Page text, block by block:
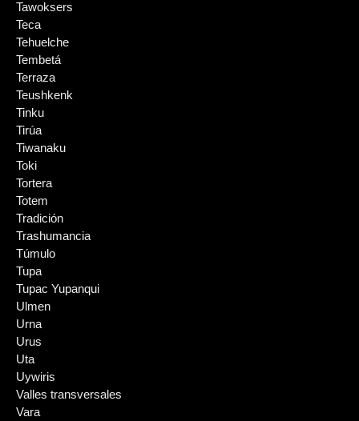
Tawoksers
Teca
Tehuelche
Tembetá
Terraza
Teushkenk
Tinku
Tirúa
Tiwanaku
Toki
Tortera
Totem
Tradición
Trashumancia
Túmulo
Tupa
Tupac Yupanqui
Ulmen
Urna
Urus
Uta
Uywiris
Valles transversales
Vara